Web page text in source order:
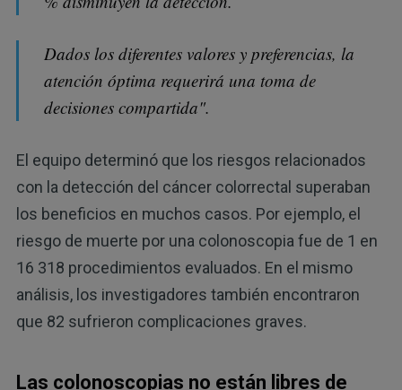
Dados los diferentes valores y preferencias, la
atención óptima requerirá una toma de
decisiones compartida".
El equipo determinó que los riesgos relacionados
con la detección del cáncer colorrectal superaban
los beneficios en muchos casos. Por ejemplo, el
riesgo de muerte por una colonoscopia fue de 1 en
16 318 procedimientos evaluados. En el mismo
análisis, los investigadores también encontraron
que 82 sufrieron complicaciones graves.
Las colonoscopias no están libres de